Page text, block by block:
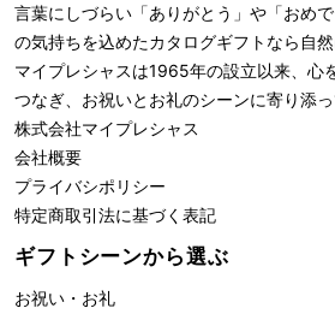
言葉にしづらい「ありがとう」や「おめ
の気持ちを込めたカタログギフトなら自然
マイプレシャスは1965年の設立以来、心
つなぎ、お祝いとお礼のシーンに寄り添っ
株式会社マイプレシャス
会社概要
プライバシポリシー
特定商取引法に基づく表記
ギフトシーンから選ぶ
お祝い・お礼